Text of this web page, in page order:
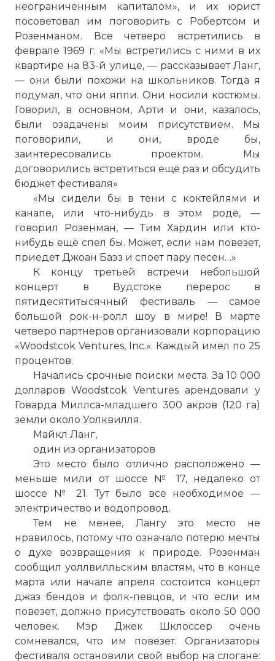
неограниченным капиталом», и их юрист
посоветовал им поговорить с Робертсом и
Розенманом. Все четверо встретились в
феврале 1969 г. «Мы встретились с ними в их
квартире на 83-й улице, — рассказывает Ланг,
— они были похожи на школьников. Тогда я
подумал, что они яппи. Они носили костюмы.
Говорил, в основном, Арти и они, казалось,
были озадачены моим присутствием. Мы
поговорили, и они, вроде бы,
заинтересовались проектом. Мы
договорились встретиться ещё раз и обсудить
бюджет фестиваля»
«Мы сидели бы в тени с коктейлями и
канапе, или что-нибудь в этом роде, —
говорил Розенман, — Тим Хардин или кто-
нибудь ещё спел бы. Может, если нам повезет,
приедет Джоан Баэз и споет пару песен…»
К концу третьей встречи небольшой
концерт в Вудстоке перерос в
пятидесятитысячный фестиваль — самое
большой рок-н-ролл шоу в мире! В марте
четверо партнеров организовали корпорацию
«Woodstcok Ventures, Inc.». Каждый имел по 25
процентов.
Начались срочные поиски места. За 10 000
долларов Woodstcok Ventures арендовали у
Говарда Миллса-младшего 300 акров (120 га)
земли около Уолквилля.
Майкл Ланг,
один из организаторов
Это место было отлично расположено —
меньше мили от шоссе № 17, недалеко от
шоссе № 21. Тут было все необходимое —
электричество и водопровод.
Тем не менее, Лангу это место не
нравилось, потому что означало потерю мечты
о духе возвращения к природе. Розенман
сообщил уоллвилльским властям, что в конце
марта или начале апреля состоится концерт
джаз бендов и фолк-певцов, и что если им
повезет, должно присутствовать около 50 000
человек. Мэр Джек Шклоссер очень
сомневался, что им повезет. Организаторы
фестиваля остановили свой выбор на слогане: